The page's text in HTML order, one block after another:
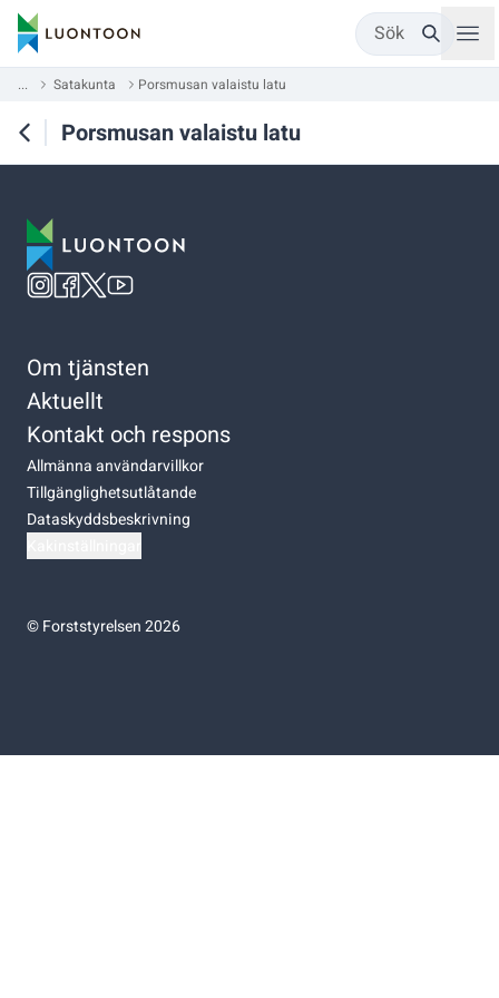
Sök
... Satakunta Porsmusan valaistu latu
Porsmusan valaistu latu
Om tjänsten
Aktuellt
Kontakt och respons
Allmänna användarvillkor
Tillgänglighetsutlåtande
Dataskyddsbeskrivning
©Forststyrelsen 2026